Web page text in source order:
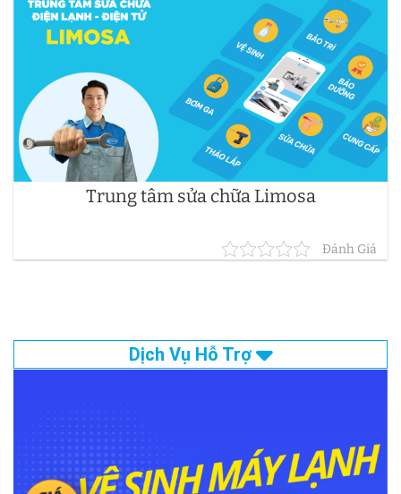
Trung tâm sửa chữa Limosa
Đánh Giá
Dịch Vụ Hỗ Trợ